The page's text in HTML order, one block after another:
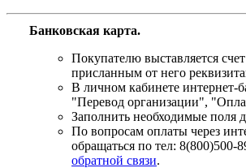
Банковская карта.
Покупателю выставляется
присланным от него
В личном кабинете интернет-
"Перевод организации",
Заполнить необходимые поля
По вопросам оплаты через
обращаться по тел: 8(800)500-
обратной связи.